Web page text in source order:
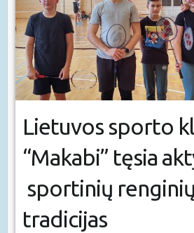
Lietuvos sporto
“Makabi” tęsia
sportinių
tradicijas